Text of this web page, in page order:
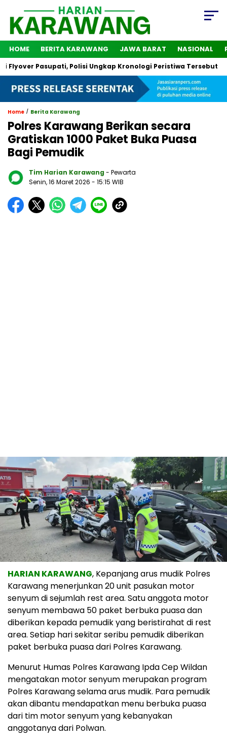
HOME BERITA KARAWANG JAWA BARAT NASIONAL
Pasupati, Polisi Ungkap Kronologi Peristiwa Tersebut 2
Home / Berita Karawang
Polres Karawang Berikan secara
Gratiskan 1000 Paket Buka Puasa
Bagi Pemudik
Tim Harian Karawang - Pewarta
Senin, 16 Maret 2026 - 15:15 WIB
HARIAN KARAWANG, Kepanjang arus mudik Polres
Karawang menerjunkan 20 unit pasukan motor
senyum di sejumlah rest area. Satu anggota motor
senyum membawa 50 paket berbuka puasa dan
diberikan kepada pemudik yang beristirahat di rest
area. Setiap hari sekitar seribu pemudik diberikan
paket berbuka puasa dari Polres Karawang.
Menurut Humas Polres Karawang Ipda Cep Wildan
mengatakan motor senyum merupakan program
Polres Karawang selama arus mudik. Para pemudik
akan dibantu mendapatkan menu berbuka puasa
dari tim motor senyum yang kebanyakan
anggotanya dari Polwan.